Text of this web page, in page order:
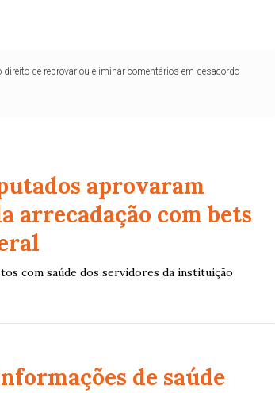
de reprovar ou eliminar comentários em desacordo
aprovaram
arrecadação com bets
com saúde dos servidores da instituição
de saúde